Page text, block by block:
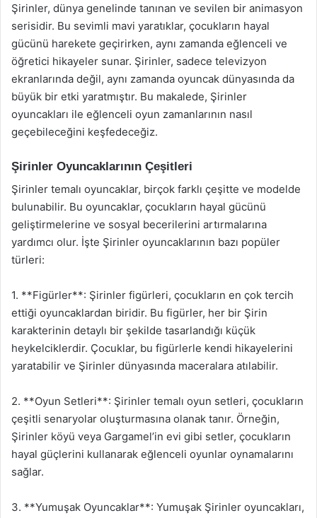
Şirinler, dünya genelinde tanınan ve sevilen bir animasyon
serisidir. Bu sevimli mavi yaratıklar, çocukların hayal
gücünü harekete geçirirken, aynı zamanda eğlenceli ve
öğretici hikayeler sunar. Şirinler, sadece televizyon
ekranlarında değil, aynı zamanda oyuncak dünyasında da
büyük bir etki yaratmıştır. Bu makalede, Şirinler
oyuncakları ile eğlenceli oyun zamanlarının nasıl
geçebileceğini keşfedeceğiz.
Şirinler Oyuncaklarının Çeşitleri
Şirinler temalı oyuncaklar, birçok farklı çeşitte ve modelde
bulunabilir. Bu oyuncaklar, çocukların hayal gücünü
geliştirmelerine ve sosyal becerilerini artırmalarına
yardımcı olur. İşte Şirinler oyuncaklarının bazı popüler
türleri:
1. **Figürler**: Şirinler figürleri, çocukların en çok tercih
ettiği oyuncaklardan biridir. Bu figürler, her bir Şirin
karakterinin detaylı bir şekilde tasarlandığı küçük
heykelciklerdir. Çocuklar, bu figürlerle kendi hikayelerini
yaratabilir ve Şirinler dünyasında maceralara atılabilir.
2. **Oyun Setleri**: Şirinler temalı oyun setleri, çocukların
çeşitli senaryolar oluşturmasına olanak tanır. Örneğin,
Şirinler köyü veya Gargamel’in evi gibi setler, çocukların
hayal güçlerini kullanarak eğlenceli oyunlar oynamalarını
sağlar.
3. **Yumuşak Oyuncaklar**: Yumuşak Şirinler oyuncakları,